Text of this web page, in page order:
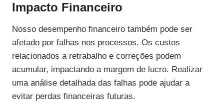
Impacto Financeiro
Nosso desempenho financeiro também pode ser
afetado por falhas nos processos. Os custos
relacionados a retrabalho e correções podem
acumular, impactando a margem de lucro. Realizar
uma análise detalhada das falhas pode ajudar a
evitar perdas financeiras futuras.